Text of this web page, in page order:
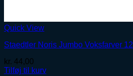
Quick View
Staedtler Noris Jumbo Voksfarver 12
kr. 44,00
Tilføj til kurv